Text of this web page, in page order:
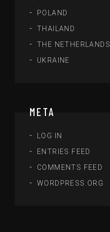
POLAND
THAILAND
THE NETHERLANDS
UKRAINE
META
LOG IN
ENTRIES FEED
COMMENTS FEED
WORDPRESS.ORG